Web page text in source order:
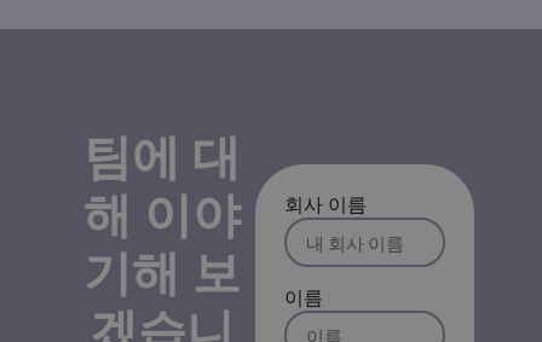
팀에 대
해 이야
기해 보
겠습니
회사 이름
이름